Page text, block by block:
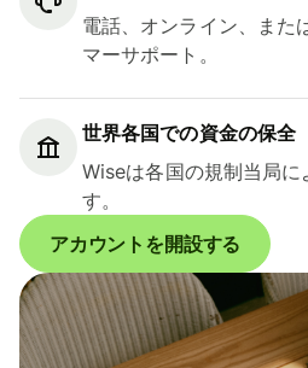
電話、オンライン、また
マーサポート。
世界各国での資金の保全
Wiseは各国の規制当局に
す。
アカウントを開設する